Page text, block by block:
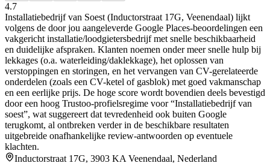
4.7
Installatiebedrijf van Soest (Inductorstraat 17G, Veenendaal) lijkt
volgens de door jou aangeleverde Google Places-beoordelingen een
vakgericht installatie/loodgietersbedrijf met snelle beschikbaarheid
en duidelijke afspraken. Klanten noemen onder meer snelle hulp bij
lekkages (o.a. waterleiding/daklekkage), het oplossen van
verstoppingen en storingen, en het vervangen van CV-gerelateerde
onderdelen (zoals een CV-ketel of gasblok) met goed vakmanschap
en een eerlijke prijs. De hoge score wordt bovendien deels bevestigd
door een hoog Trustoo-profielsregime voor “Installatiebedrijf van
soest”, wat suggereert dat tevredenheid ook buiten Google
terugkomt, al ontbreken verder in de beschikbare resultaten
uitgebreide onafhankelijke review-antwoorden op eventuele
klachten.
Inductorstraat 17G, 3903 KA Veenendaal, Nederland